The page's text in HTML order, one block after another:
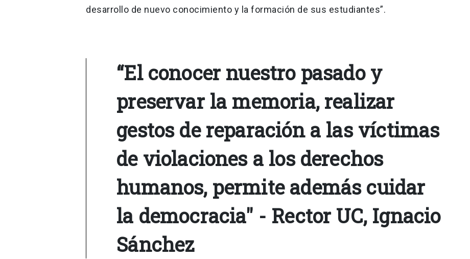
desarrollo de nuevo conocimiento y la formación de sus estudiantes”.
“El conocer nuestro pasado y
preservar la memoria, realizar
gestos de reparación a las víctimas
de violaciones a los derechos
humanos, permite además cuidar
la democracia" - Rector UC, Ignacio
Sánchez